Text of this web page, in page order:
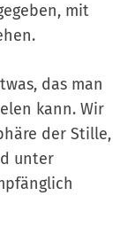
mit
das man
kann. Wir
der Stille,
unter